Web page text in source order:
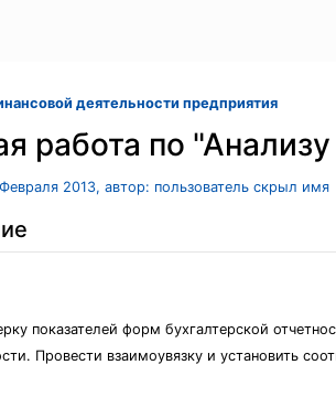
деятельности предприятия
работа по
2013, автор: пользователь скрыл имя
показателей форм бухгалтерской
Провести взаимоувязку и установить